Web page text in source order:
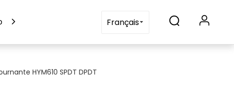
Contactez-nousFrançais
HYM610 SPDT DPDT